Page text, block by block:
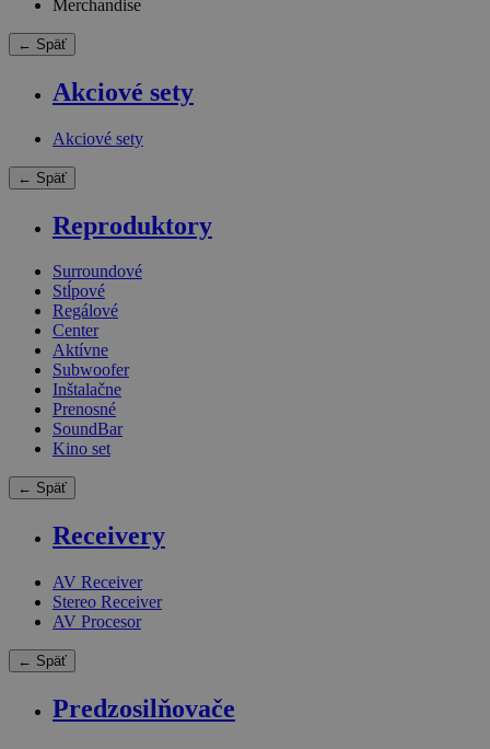
Merchandise
← Späť
Akciové sety
Akciové sety
← Späť
Reproduktory
Surroundové
Stĺpové
Regálové
Center
Aktívne
Subwoofer
Inštalačne
Prenosné
SoundBar
Kino set
← Späť
Receivery
AV Receiver
Stereo Receiver
AV Procesor
← Späť
Predzosilňovače